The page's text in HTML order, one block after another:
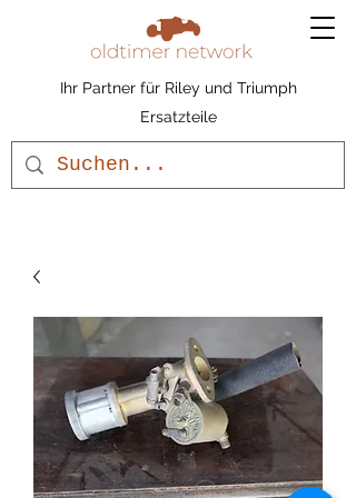
Ihr Partner für Riley und Triumph
Ersatzteile